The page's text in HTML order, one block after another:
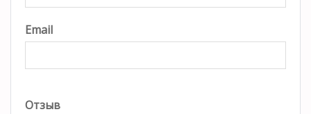
Email
Отзыв